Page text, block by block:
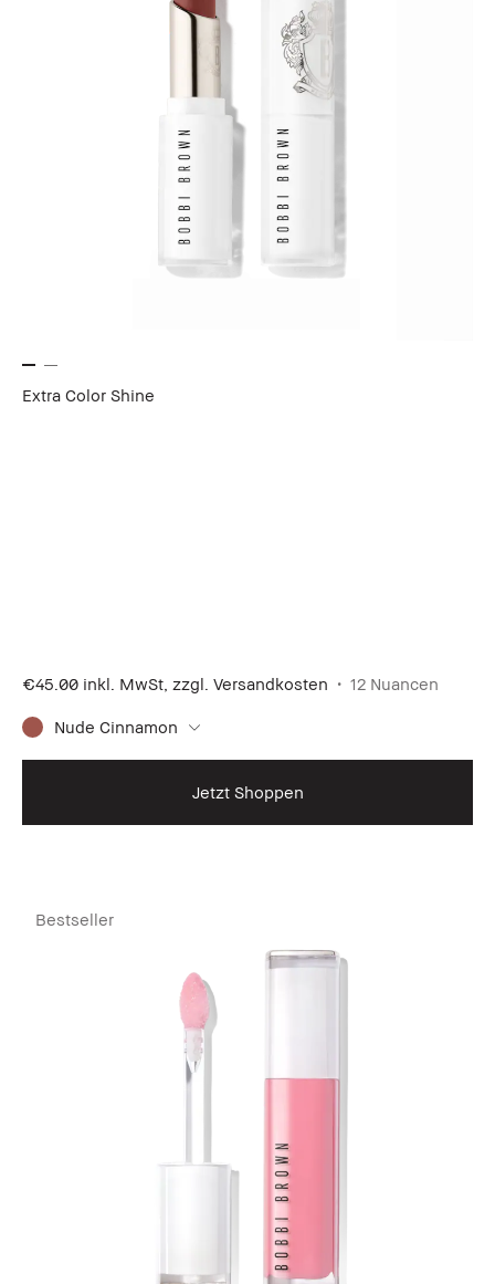
Extra Color Shine
€45.00 inkl. MwSt, zzgl. Versandkosten 12 Nuancen
Nude Cinnamon
Jetzt Shoppen
Bestseller